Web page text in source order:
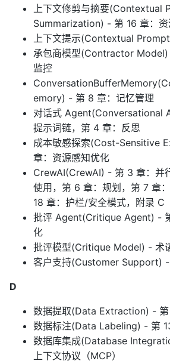
上下文修剪与摘要(Contextual
Summarization) - 第 16 章：资
上下文提示(Contextual
承包商模型(Contractor Model)
监控
emory) - 第 8 章：记忆管理
对话式 Agent(Conversational
提示词链，第 4 章：反思
成本敏感探索(Cost-Sensitive
章：资源感知优化
CrewAI(CrewAI) - 第 3 章：并
使用，第 6 章：规划，第 7 章
18 章：护栏/安全模式，附录 C
批评 Agent(Critique Agent) -
化
批评模型(Critique Model) - 术
客户支持(Customer Support) -
D
数据提取(Data Extraction) - 第
数据标注(Data Labeling) - 第
数据库集成(Database
上下文协议（MCP）